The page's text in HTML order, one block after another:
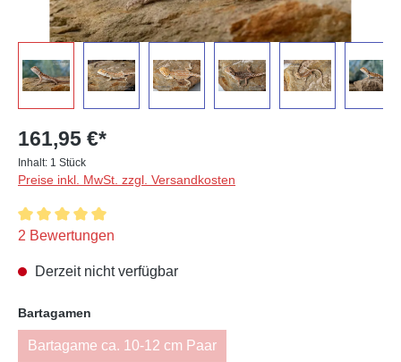
161,95 €*
Inhalt: 1 Stück
Preise inkl. MwSt. zzgl. Versandkosten
Durchschnittliche Bewertung von 5 von 5 Sternen
2 Bewertungen
Derzeit nicht verfügbar
Bartagamen
Bartagame ca. 10-12 cm Paar
(Diese Option ist zurzeit nicht verfügbar.)